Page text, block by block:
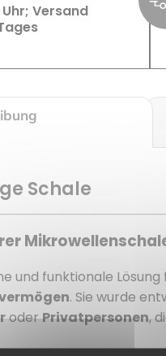
Versand
Schale
und funktionale
. Sie wurde
oderPrivatpersonen,